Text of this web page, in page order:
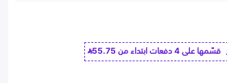
قسّمها على 4 دفعات ابتداء من
55.75